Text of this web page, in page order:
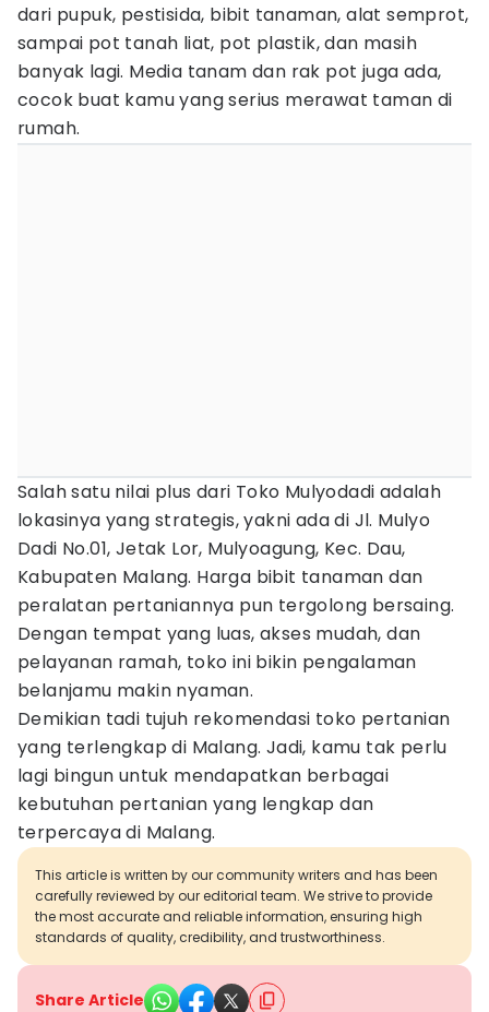
dari pupuk, pestisida, bibit tanaman, alat semprot,
sampai pot tanah liat, pot plastik, dan masih
banyak lagi. Media tanam dan rak pot juga ada,
cocok buat kamu yang serius merawat taman di
rumah.
Salah satu nilai plus dari Toko Mulyodadi adalah
lokasinya yang strategis, yakni ada di Jl. Mulyo
Dadi No.01, Jetak Lor, Mulyoagung, Kec. Dau,
Kabupaten Malang. Harga bibit tanaman dan
peralatan pertaniannya pun tergolong bersaing.
Dengan tempat yang luas, akses mudah, dan
pelayanan ramah, toko ini bikin pengalaman
belanjamu makin nyaman.
Demikian tadi tujuh rekomendasi toko pertanian
yang terlengkap di Malang. Jadi, kamu tak perlu
lagi bingun untuk mendapatkan berbagai
kebutuhan pertanian yang lengkap dan
terpercaya di Malang.
This article is written by our community writers and has been
carefully reviewed by our editorial team. We strive to provide
the most accurate and reliable information, ensuring high
standards of quality, credibility, and trustworthiness.
Share Article